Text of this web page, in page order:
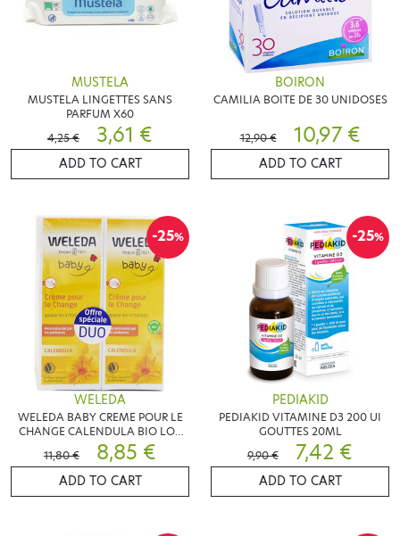
MUSTELA
MUSTELA LINGETTES SANS
PARFUM X60
4,25 €
3,61 €
ADD TO CART
BOIRON
CAMILIA BOITE DE 30 UNIDOSES
12,90 € 10,97 €
ADD TO CART
-25%
WELEDA
WELEDA BABY CREME POUR LE
CHANGE CALENDULA BIO LOT
DE 2X75ML
11,80 € 8,85 €
ADD TO CART
-25%
PEDIAKID
PEDIAKID VITAMINE D3 200 UI
GOUTTES 20ML
9,90 €
7,42 €
ADD TO CART